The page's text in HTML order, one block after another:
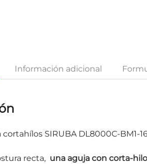
Información adicional
SIRUBA DL8000C-BM1-
recta, una aguja con corta-